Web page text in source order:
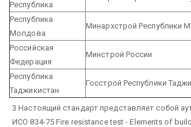
Республика
Республика
Молдова
Минархстрой Республики
Российская
Федерация
Минстрой России
Республика
Таджикистан
Госстрой Республики
3 Настоящий стандарт представляет собой
ИСО 834-75 Fire resistance test - Elements of